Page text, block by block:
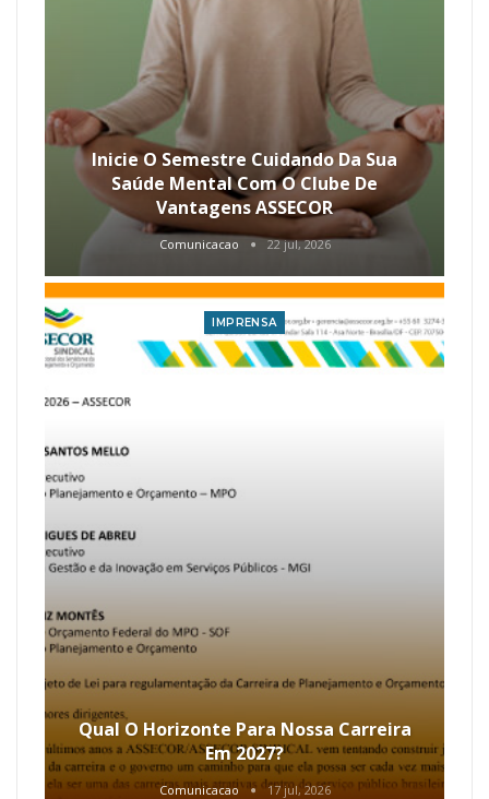
Inicie O Semestre Cuidando Da Sua
Saúde Mental Com O Clube De
Vantagens ASSECOR
Comunicacao 22 jul, 2026
IMPRENSA
Qual O Horizonte Para Nossa Carreira
Em 2027?
Comunicacao 17 jul, 2026